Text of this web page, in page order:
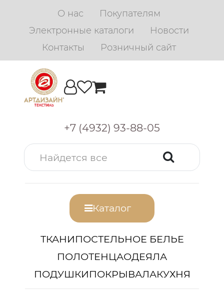
О нас
Покупателям
Электронные каталоги
Новости
Контакты
Розничный сайт
+7 (4932) 93-88-05
Каталог
ТКАНИПОСТЕЛЬНОЕ БЕЛЬЕ
ПОЛОТЕНЦАОДЕЯЛА
ПОДУШКИПОКРЫВАЛАКУХНЯ